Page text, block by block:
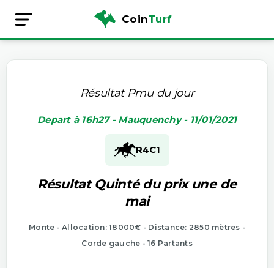
CoinTurf
Résultat Pmu du jour
Depart à 16h27 - Mauquenchy - 11/01/2021
R4C1
Résultat Quinté du prix une de
mai
Monte - Allocation: 18000€ - Distance: 2850 mètres -
Corde gauche - 16 Partants